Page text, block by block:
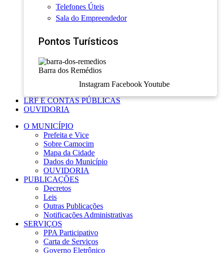
Telefones Úteis
Sala do Empreendedor
Pontos Turísticos
Barra dos Remédios
Instagram Facebook Youtube
LRF E CONTAS PÚBLICAS
OUVIDORIA
O MUNICÍPIO
Prefeita e Vice
Sobre Camocim
Mapa da Cidade
Dados do Município
OUVIDORIA
PUBLICAÇÕES
Decretos
Leis
Outras Publicações
Notificações Administrativas
SERVIÇOS
PPA Participativo
Carta de Serviços
Governo Eletrônico